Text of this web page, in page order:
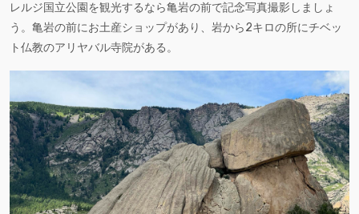
レルジ国立公園を観光するなら亀岩の前で記念写真撮影しましょ
う。亀岩の前にお土産ショップがあり、岩から2キロの所にチベッ
ト仏教のアリヤバル寺院がある。